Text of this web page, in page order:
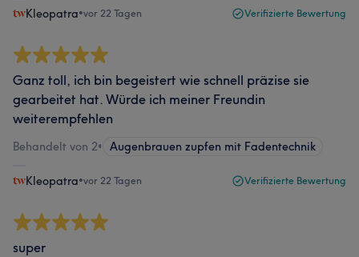
Kleopatra•vor 22 Tagen Verifizierte Bewertung
Ganz toll, ich bin begeistert wie schnell präzise sie
gearbeitet hat. Würde ich meiner Freundin
weiterempfehlen
Behandelt von 2• Augenbrauen zupfen mit Fadentechnik
Kleopatra•vor 22 Tagen Verifizierte Bewertung
super